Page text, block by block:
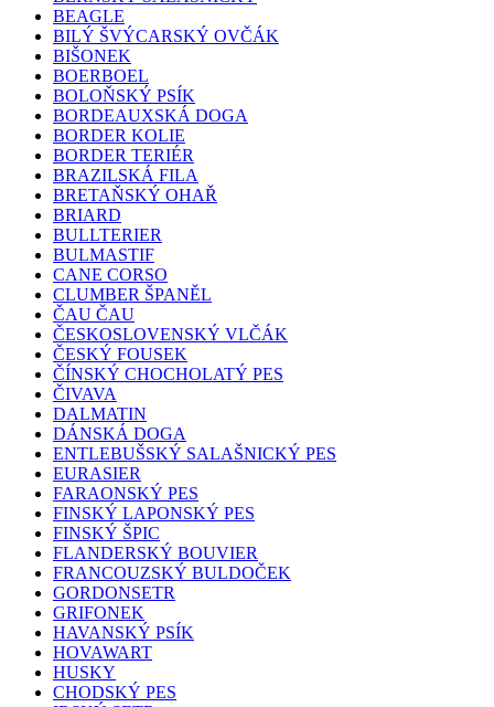
BEAGLE
BILÝ ŠVÝCARSKÝ OVČÁK
BIŠONEK
BOERBOEL
BOLOŇSKÝ PSÍK
BORDEAUXSKÁ DOGA
BORDER KOLIE
BORDER TERIÉR
BRAZILSKÁ FILA
BRETAŇSKÝ OHAŘ
BRIARD
BULLTERIER
BULMASTIF
CANE CORSO
CLUMBER ŠPANĚL
ČAU ČAU
ČESKOSLOVENSKÝ VLČÁK
ČESKÝ FOUSEK
ČÍNSKÝ CHOCHOLATÝ PES
ČIVAVA
DALMATIN
DÁNSKÁ DOGA
ENTLEBUŠSKÝ SALAŠNICKÝ PES
EURASIER
FARAONSKÝ PES
FINSKÝ LAPONSKÝ PES
FINSKÝ ŠPIC
FLANDERSKÝ BOUVIER
FRANCOUZSKÝ BULDOČEK
GORDONSETR
GRIFONEK
HAVANSKÝ PSÍK
HOVAWART
HUSKY
CHODSKÝ PES